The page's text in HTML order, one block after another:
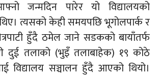
जन्मदिन पारेर यो विद्यालयको
त्यसको केही समयपछि भूगोलपार्क र
हुँदै ठमेल जाने सडकको बायाँतर्फ
दुई तलाको (भुइँ तलाबाहेक) १९ कोठे
विद्यालय सञ्चालन हुँदै आएको थियो।